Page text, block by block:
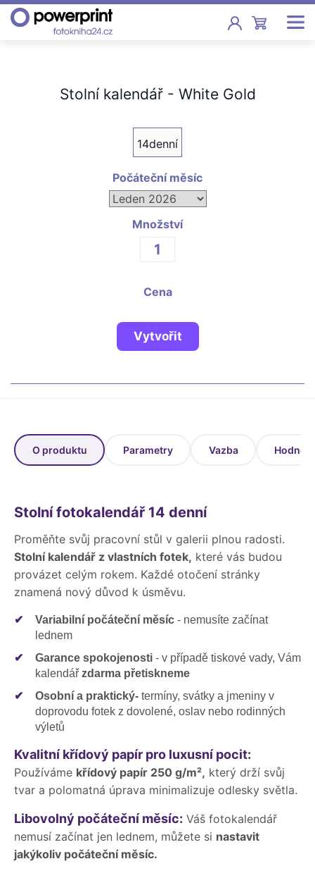
Pevná vazba, sešity, poukazy
Nástěnné, stolní i roční
Tisk fotografií od 2,90 Kč
Stolní kalendář - White Gold
14denní
Počáteční měsíc
Množství
Cena
Vytvořit
O produktu Parametry Vazba
Stolní fotokalendář 14 denní
Proměňte svůj pracovní stůl v galerii plnou radosti.
Stolní kalendář z vlastních fotek, které vás budou
provázet celým rokem. Každé otočení stránky
znamená nový důvod k úsměvu.
✔ Variabilní počáteční měsíc - nemusíte začínat
lednem
✔
Garance spokojenosti - v případě tiskové vady, Vám
kalendář zdarma přetiskneme
✔
Osobní a praktický- termíny, svátky a jmeniny v
doprovodu fotek z dovolené, oslav nebo rodinných
výletů
Kvalitní křídový papír pro luxusní pocit:
Používáme křídový papír 250 g/m², který drží svůj
tvar a polomatná úprava minimalizuje odlesky světla.
Libovolný počáteční měsíc: Váš fotokalendář
nemusí začínat jen lednem, můžete si nastavit
jakýkoliv počáteční měsíc.